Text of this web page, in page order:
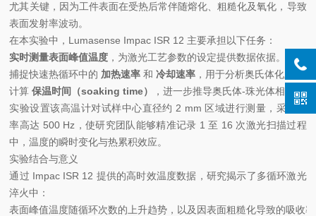
尤其关键，因为工件表面在受热后常伴随熔化、粗糙化及氧化，导致
表面发射率波动。
在本实验中，Lumasense Impac ISR 12 主要承担以下任务：
实时测量表面峰值温度 ，为激光工艺参数的设定提供数据依据。
捕捉快速热循环中的 加热速率 和冷却速率 ，用于分析奥氏体化及马
计算保温时间（soaking time）
，进一步推导奥氏体-珠光体相变的
实验设置该高温计对试样中心直径约 2 mm 区域进行测量，采样频
率高达 500 Hz，使研究团队能够精准记录 1 至 16 次激光扫描过程
中，温度的瞬时变化与热累积效应。
实验结合与意义
通过 Impac ISR 12 提供的高时效温度数据，研究揭示了多循环激光
淬火中：
表面峰值温度随循环次数的上升趋势，以及因表面粗糙化导致的吸收